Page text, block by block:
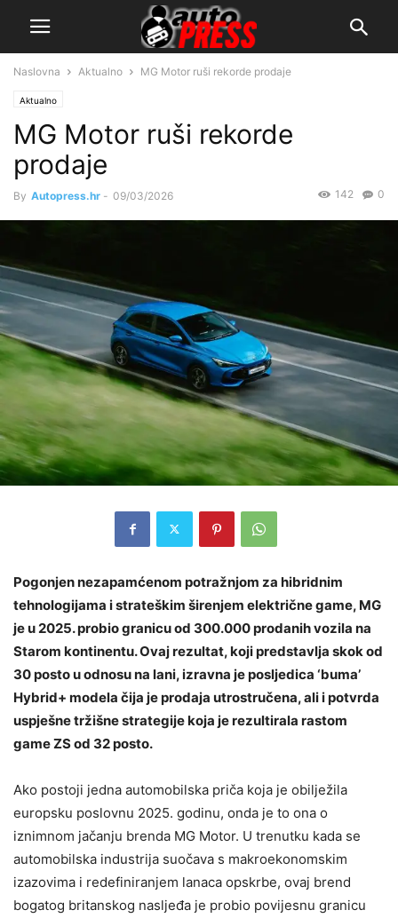
Naslovna Aktualno MG Motor ruši rekorde prodaje
Aktualno
MG Motor ruši rekorde
prodaje
By Autopress.hr - 09/03/2026 0
142
Pogonjen nezapamćenom potražnjom za hibridnim
tehnologijama i strateškim širenjem električne game, MG
je u 2025. probio granicu od 300.000 prodanih vozila na
Starom kontinentu. Ovaj rezultat, koji predstavlja skok od
30 posto u odnosu na lani, izravna je posljedica ‘buma’
Hybrid+ modela čija je prodaja utrostručena, ali i potvrda
uspješne tržišne strategije koja je rezultirala rastom
game ZS od 32 posto.
Ako postoji jedna automobilska priča koja je obilježila
europsku poslovnu 2025. godinu, onda je to ona o
iznimnom jačanju brenda MG Motor. U trenutku kada se
automobilska industrija suočava s makroekonomskim
izazovima i redefiniranjem lanaca opskrbe, ovaj brend
bogatog britanskog nasljeđa je probio povijesnu granicu